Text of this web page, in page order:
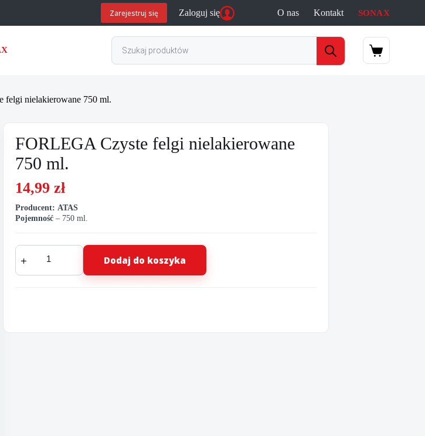
Zarejestruj się Zaloguj się O nas Kontakt SONAX
Wyszukiwarka
produktów
Koszyk
felgi nielakierowane 750 ml.
FORLEGA Czyste felgi nielakierowane
750 ml.
14,99 zł
Producent: ATAS
Pojemność– 750 ml.
ilość
FORLEGA
Dodaj do koszyka